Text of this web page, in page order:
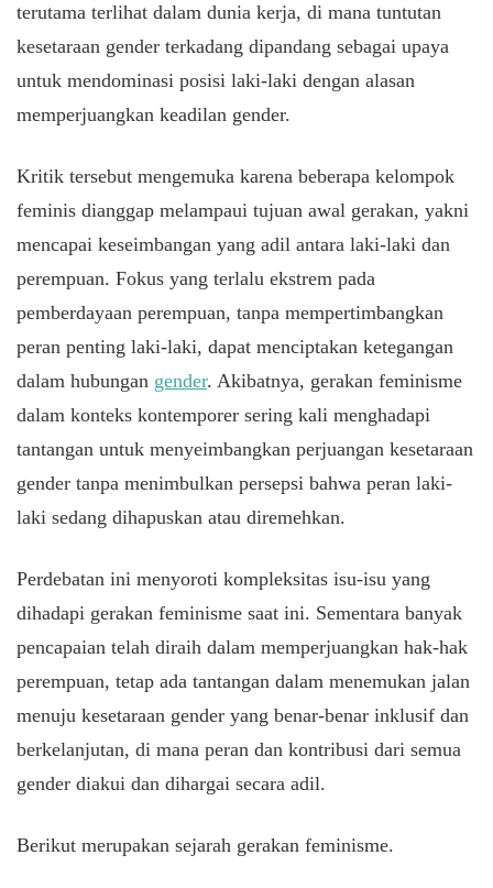
terutama terlihat dalam dunia kerja, di mana tuntutan
kesetaraan gender terkadang dipandang sebagai upaya
untuk mendominasi posisi laki-laki dengan alasan
memperjuangkan keadilan gender.
Kritik tersebut mengemuka karena beberapa kelompok
feminis dianggap melampaui tujuan awal gerakan, yakni
mencapai keseimbangan yang adil antara laki-laki dan
perempuan. Fokus yang terlalu ekstrem pada
pemberdayaan perempuan, tanpa mempertimbangkan
peran penting laki-laki, dapat menciptakan ketegangan
dalam hubungan gender. Akibatnya, gerakan feminisme
dalam konteks kontemporer sering kali menghadapi
tantangan untuk menyeimbangkan perjuangan kesetaraan
gender tanpa menimbulkan persepsi bahwa peran laki-
laki sedang dihapuskan atau diremehkan.
Perdebatan ini menyoroti kompleksitas isu-isu yang
dihadapi gerakan feminisme saat ini. Sementara banyak
pencapaian telah diraih dalam memperjuangkan hak-hak
perempuan, tetap ada tantangan dalam menemukan jalan
menuju kesetaraan gender yang benar-benar inklusif dan
berkelanjutan, di mana peran dan kontribusi dari semua
gender diakui dan dihargai secara adil.
Berikut merupakan sejarah gerakan feminisme.